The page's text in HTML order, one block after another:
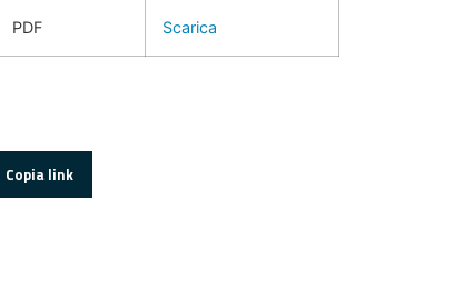
PDF Scarica
Copia link